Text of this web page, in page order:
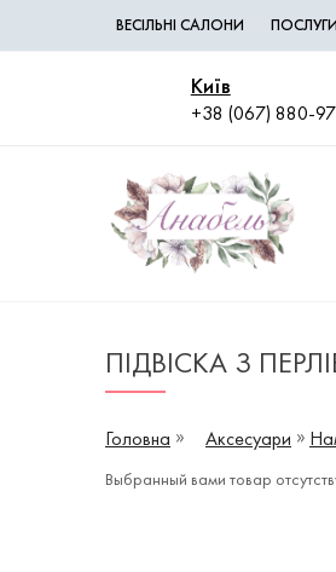
ВЕСІЛЬНІ САЛОНИ
Київ
+38 (067) 880-
ПІДВІСКА З
Головна Аксесуари
Выбранный вами товар